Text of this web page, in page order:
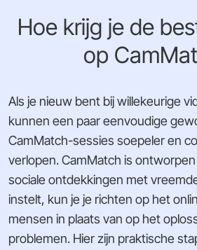
Hoe krijg je de
op
Als je nieuw bent bij willekeurige
kunnen een paar eenvoudige
CamMatch-sessies soepeler en
verlopen. CamMatch is
sociale ontdekkingen met
instelt, kun je je richten op het
mensen in plaats van op het
problemen. Hier zijn praktische